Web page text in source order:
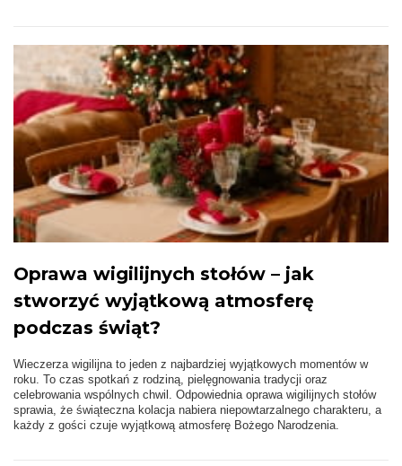
Oprawa wigilijnych stołów – jak
stworzyć wyjątkową atmosferę
podczas świąt?
Wieczerza wigilijna to jeden z najbardziej wyjątkowych momentów w
roku. To czas spotkań z rodziną, pielęgnowania tradycji oraz
celebrowania wspólnych chwil. Odpowiednia oprawa wigilijnych stołów
sprawia, że świąteczna kolacja nabiera niepowtarzalnego charakteru, a
każdy z gości czuje wyjątkową atmosferę Bożego Narodzenia.